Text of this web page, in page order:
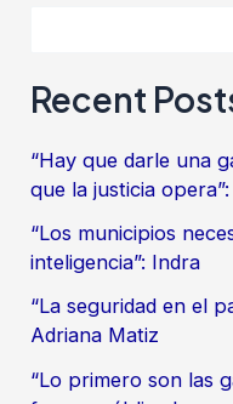
Recent
“Hay que darle una
que la justicia
“Los municipios
inteligencia”: Indra
“La seguridad en el
Adriana Matiz
“Lo primero son las